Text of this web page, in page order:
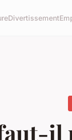
Divertissement
il